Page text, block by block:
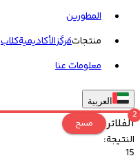
المطورين
منتجاتمَركَزالأكاديميةکلاب
معلومات عنا
العربية
الفلاتر
2
مسح
النتيجة:
15